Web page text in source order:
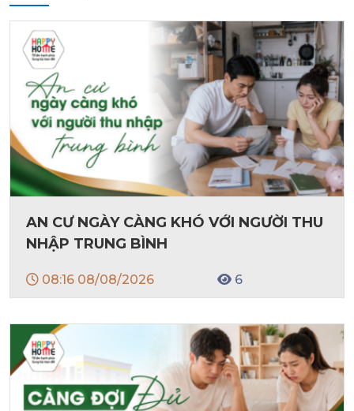
AN CƯ NGÀY CÀNG KHÓ VỚI NGƯỜI THU
NHẬP TRUNG BÌNH
08:16 08/08/2026 6